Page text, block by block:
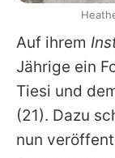
Auf ihrem
Jährige ein
Tiesi und
(21). Dazu
nun